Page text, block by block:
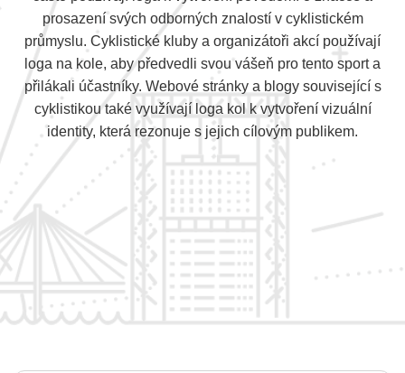
prosazení svých odborných znalostí v cyklistickém
průmyslu. Cyklistické kluby a organizátoři akcí používají
loga na kole, aby předvedli svou vášeň pro tento sport a
přilákali účastníky. Webové stránky a blogy související s
cyklistikou také využívají loga kol k vytvoření vizuální
identity, která rezonuje s jejich cílovým publikem.